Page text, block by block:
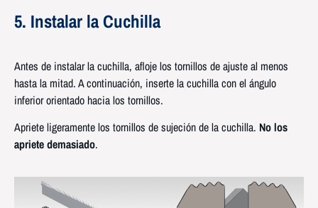
5. Instalar la Cuchilla
Antes de instalar la cuchilla, afloje los tornillos de ajuste al menos
hasta la mitad. A continuación, inserte la cuchilla con el ángulo
inferior orientado hacia los tornillos.
Apriete ligeramente los tornillos de sujeción de la cuchilla. No los
apriete demasiado.